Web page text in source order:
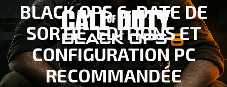
BLACK OPS 6: DATE DE
SORTIE, ÉDITIONS ET
CONFIGURATION PC
RECOMMANDÉE